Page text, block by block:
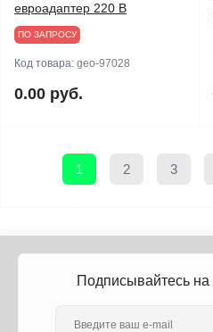
евроадаптер 220 В
ПО ЗАПРОСУ
Код товара: geo-97028
0.00 руб.
1 2 3
Подписывайтесь на